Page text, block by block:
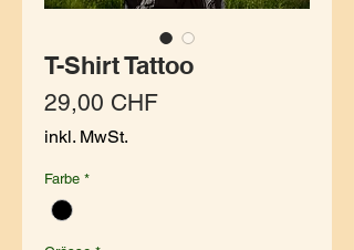
T-Shirt Tattoo
29,00 CHFPreis
inkl. MwSt.
Farbe *